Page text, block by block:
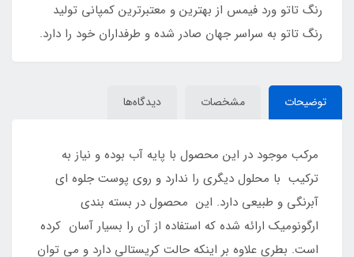
رنگ تاتو ورد فیمس از بهترین و معتبرترین کمپانی تولید
رنگ تاتو به سراسر جهان صادر شده و طرفداران خود را دارد.
توضیحات مشخصات دیدگاه‌ها
مرکب موجود در این محصول با پایه آب بوده و نیاز به
ترکیب با محلول دیگری را ندارد و روی پوست جلوه ای
آبرنگی و طبیعی دارد. این محصول در بسته بندی
ارگونومیک ارائه شده که استفاده از آن را بسیار آسان کرده
است. بطری علاوه بر اینکه حالت کریستالی دارد و می توان